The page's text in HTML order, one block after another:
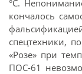
°С.
кончалось
спецтехники,
«Розе» при
ПОС-61